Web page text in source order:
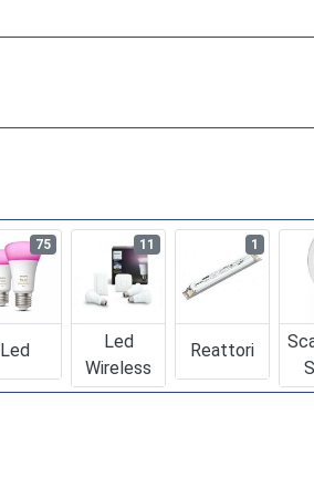
Led
75
Led
Wireless
11
Reattori
1